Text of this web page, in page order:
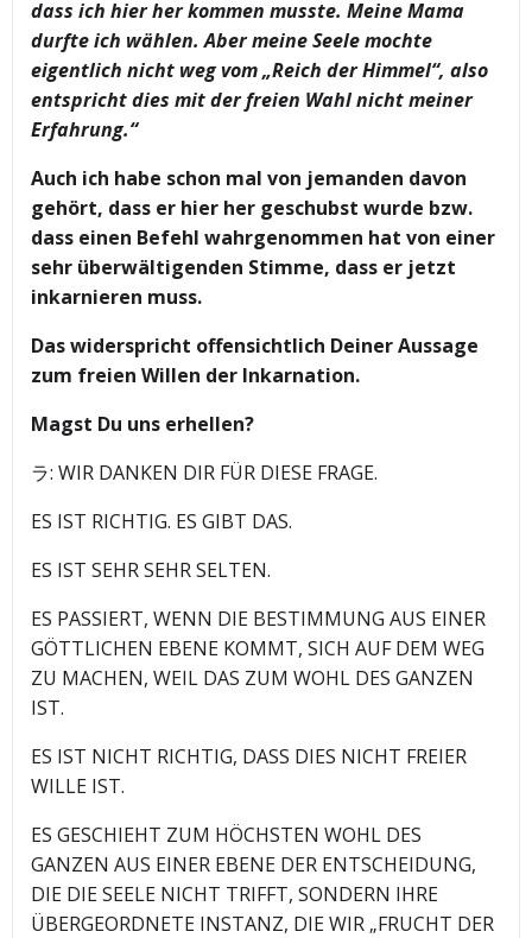
dass ich hier her kommen musste. Meine Mama
durfte ich wählen. Aber meine Seele mochte
eigentlich nicht weg vom „Reich der Himmel“, also
entspricht dies mit der freien Wahl nicht meiner
Erfahrung.“
Auch ich habe schon mal von jemanden davon
gehört, dass er hier her geschubst wurde bzw.
dass einen Befehl wahrgenommen hat von einer
sehr überwältigenden Stimme, dass er jetzt
inkarnieren muss.
Das widerspricht offensichtlich Deiner Aussage
zum freien Willen der Inkarnation.
Magst Du uns erhellen?
ラ: WIR DANKEN DIR FÜR DIESE FRAGE.
ES IST RICHTIG. ES GIBT DAS.
ES IST SEHR SEHR SELTEN.
ES PASSIERT, WENN DIE BESTIMMUNG AUS EINER
GÖTTLICHEN EBENE KOMMT, SICH AUF DEM WEG
ZU MACHEN, WEIL DAS ZUM WOHL DES GANZEN
IST.
ES IST NICHT RICHTIG, DASS DIES NICHT FREIER
WILLE IST.
ES GESCHIEHT ZUM HÖCHSTEN WOHL DES
GANZEN AUS EINER EBENE DER ENTSCHEIDUNG,
DIE DIE SEELE NICHT TRIFFT, SONDERN IHRE
ÜBERGEORDNETE INSTANZ, DIE WIR „FRUCHT DER